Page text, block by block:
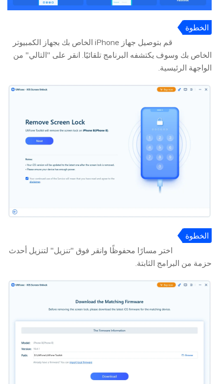
الخطوة
قم بتوصيل جهاز iPhone الخاص بك بجهاز الكمبيوتر
الخاص بك وسوف يكتشفه البرنامج تلقائيًا. انقر على "التالي" من
الواجهة الرئيسية.
الخطوة
اختر مسارًا محفوظًا وانقر فوق "تنزيل" لتنزيل أحدث
حزمة من البرامج الثابتة.